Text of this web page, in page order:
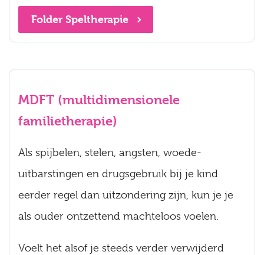
Folder Speltherapie
MDFT (multidimensionele
familietherapie)
Als spijbelen, stelen, angsten, woede-
uitbarstingen en drugsgebruik bij je kind
eerder regel dan uitzondering zijn, kun je je
als ouder ontzettend machteloos voelen.
Voelt het alsof je steeds verder verwijderd